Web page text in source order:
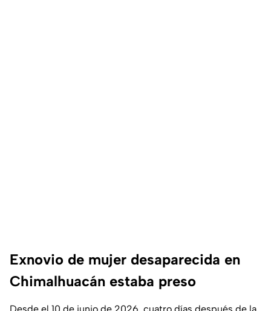
Exnovio de mujer desaparecida en
Chimalhuacán estaba preso